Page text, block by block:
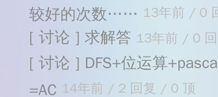
较好的次数…… 13年前 / 0
[ 讨论 ] 求解答 13年前 / 0
[ 讨论 ] DFS+位运算
=AC 14年前 / 2 回复 / 0 顶